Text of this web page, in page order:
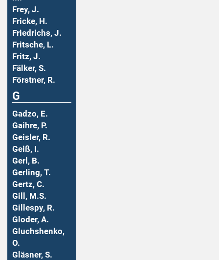
Frey, J.
Fricke, H.
Friedrichs, J.
Fritsche, L.
Fritz, J.
Fälker, S.
Förstner, R.
G
Gadzo, E.
Gaihre, P.
Geisler, R.
Geiß, I.
Gerl, B.
Gerling, T.
Gertz, C.
Gill, M.S.
Gillespy, R.
Gloder, A.
Gluchshenko,
O.
Gläsner, S.